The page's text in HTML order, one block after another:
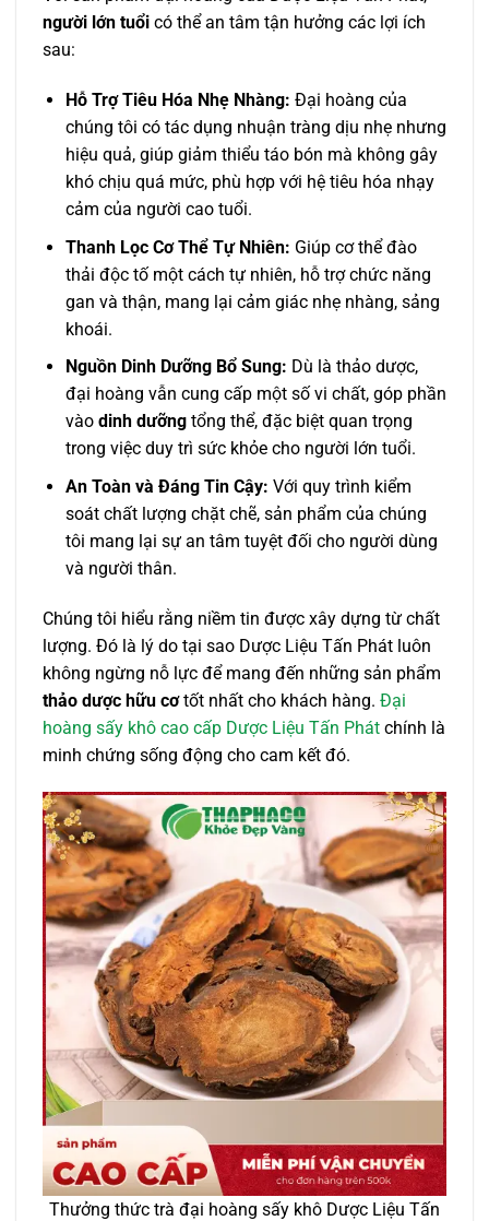
người lớn tuổi có thể an tâm tận hưởng các lợi ích
sau:
Hỗ Trợ Tiêu Hóa Nhẹ Nhàng: Đại hoàng của
chúng tôi có tác dụng nhuận tràng dịu nhẹ nhưng
hiệu quả, giúp giảm thiểu táo bón mà không gây
khó chịu quá mức, phù hợp với hệ tiêu hóa nhạy
cảm của người cao tuổi.
Thanh Lọc Cơ Thể Tự Nhiên: Giúp cơ thể đào
thải độc tố một cách tự nhiên, hỗ trợ chức năng
gan và thận, mang lại cảm giác nhẹ nhàng, sảng
khoái.
Nguồn Dinh Dưỡng Bổ Sung: Dù là thảo dược,
đại hoàng vẫn cung cấp một số vi chất, góp phần
vào dinh dưỡngtổng thể, đặc biệt quan trọng
trong việc duy trì sức khỏe cho người lớn tuổi.
An Toàn và Đáng Tin Cậy: Với quy trình kiểm
soát chất lượng chặt chẽ, sản phẩm của chúng
tôi mang lại sự an tâm tuyệt đối cho người dùng
và người thân.
Chúng tôi hiểu rằng niềm tin được xây dựng từ chất
lượng. Đó là lý do tại sao Dược Liệu Tấn Phát luôn
không ngừng nỗ lực để mang đến những sản phẩm
thảo dược hữu cơtốt nhất cho khách hàng. Đại
hoàng sấy khô cao cấp Dược Liệu Tấn Phát chính là
minh chứng sống động cho cam kết đó.
Thưởng thức trà đại hoàng sấy khô Dược Liệu Tấn